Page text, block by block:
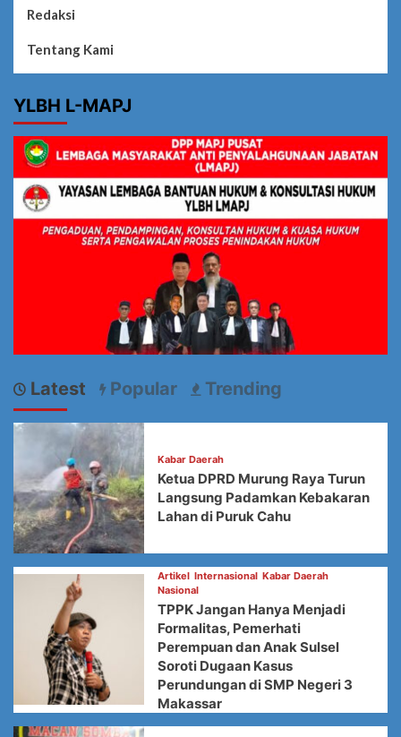
Redaksi
Tentang Kami
YLBH L-MAPJ
Latest Popular Trending
Kabar Daerah
Ketua DPRD Murung Raya Turun
Langsung Padamkan Kebakaran
Lahan di Puruk Cahu
Artikel Internasional Kabar Daerah
Nasional
TPPK Jangan Hanya Menjadi
Formalitas, Pemerhati
Perempuan dan Anak Sulsel
Soroti Dugaan Kasus
Perundungan di SMP Negeri 3
Makassar